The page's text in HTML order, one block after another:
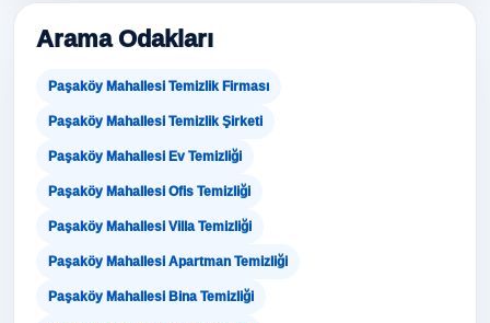
Arama Odakları
Paşaköy Mahallesi Temizlik Firması
Paşaköy Mahallesi Temizlik Şirketi
Paşaköy Mahallesi Ev Temizliği
Paşaköy Mahallesi Ofis Temizliği
Paşaköy Mahallesi Villa Temizliği
Paşaköy Mahallesi Apartman Temizliği
Paşaköy Mahallesi Bina Temizliği